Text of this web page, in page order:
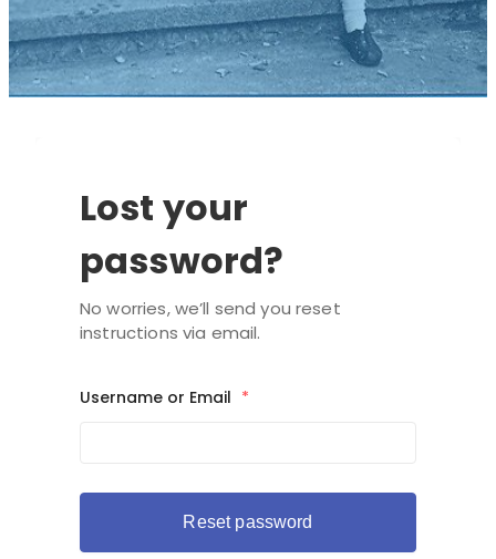
Lost your
password?
No worries, we’ll send you reset
instructions via email.
Username or Email *